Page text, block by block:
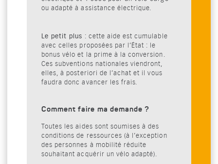
ou adapté à assistance électrique.
Le petit plus : cette aide est cumulable
avec celles proposées par l’État : le
bonus vélo et la prime à la conversion.
Ces subventions nationales viendront,
elles, à posteriori de l’achat et il vous
faudra donc avancer les frais.
Comment faire ma demande ?
Toutes les aides sont soumises à des
conditions de ressources (à l’exception
des personnes à mobilité réduite
souhaitant acquérir un vélo adapté).